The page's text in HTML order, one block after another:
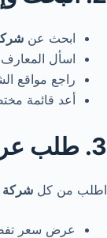
ابحث عن
اسأل
راجع مواقع
أعد قائمة مختصرة بـ 3-5
3. طلب عروض أسعار تفصيلية
اطلب من كل شركة
عرض سعر